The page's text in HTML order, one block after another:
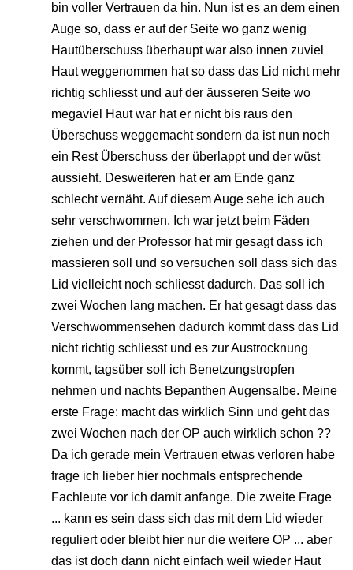
bin voller Vertrauen da hin. Nun ist es an dem einen
Auge so, dass er auf der Seite wo ganz wenig
Hautüberschuss überhaupt war also innen zuviel
Haut weggenommen hat so dass das Lid nicht mehr
richtig schliesst und auf der äusseren Seite wo
megaviel Haut war hat er nicht bis raus den
Überschuss weggemacht sondern da ist nun noch
ein Rest Überschuss der überlappt und der wüst
aussieht. Desweiteren hat er am Ende ganz
schlecht vernäht. Auf diesem Auge sehe ich auch
sehr verschwommen. Ich war jetzt beim Fäden
ziehen und der Professor hat mir gesagt dass ich
massieren soll und so versuchen soll dass sich das
Lid vielleicht noch schliesst dadurch. Das soll ich
zwei Wochen lang machen. Er hat gesagt dass das
Verschwommensehen dadurch kommt dass das Lid
nicht richtig schliesst und es zur Austrocknung
kommt, tagsüber soll ich Benetzungstropfen
nehmen und nachts Bepanthen Augensalbe. Meine
erste Frage: macht das wirklich Sinn und geht das
zwei Wochen nach der OP auch wirklich schon ??
Da ich gerade mein Vertrauen etwas verloren habe
frage ich lieber hier nochmals entsprechende
Fachleute vor ich damit anfange. Die zweite Frage
... kann es sein dass sich das mit dem Lid wieder
reguliert oder bleibt hier nur die weitere OP ... aber
das ist doch dann nicht einfach weil wieder Haut